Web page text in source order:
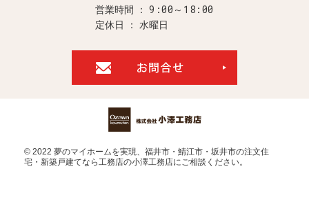
営業時間 9:00～18:00
定休日 水曜日
© 2022 夢のマイホームを実現、 福井市・鯖江市・坂井市の注文住
宅・新築戸建てなら工務店の小澤工務店にご相談ください。